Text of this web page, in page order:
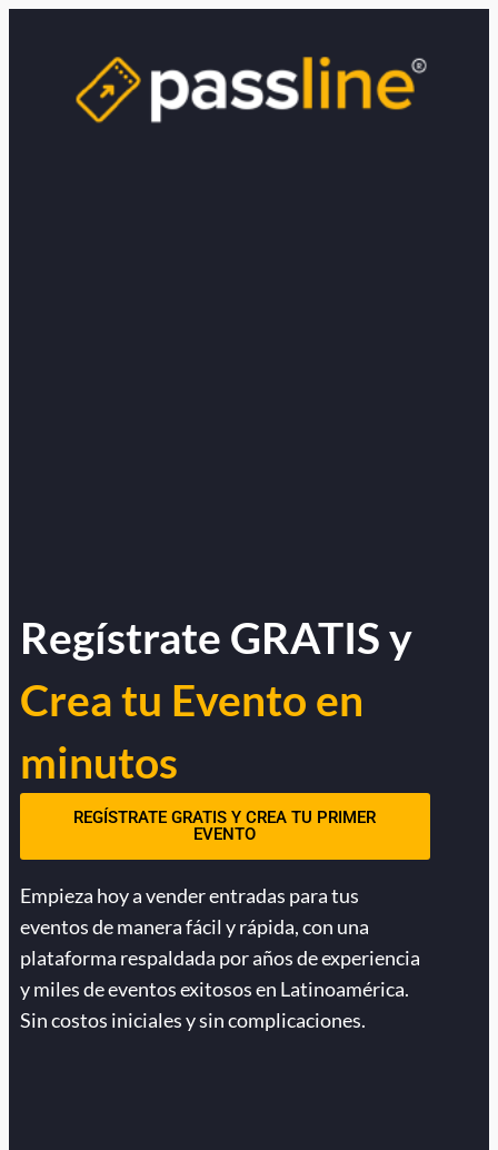
Regístrate GRATIS y
Crea tu Evento en
minutos
REGÍSTRATE GRATIS Y CREA TU PRIMER
EVENTO
Empieza hoy a vender entradas para tus
eventos de manera fácil y rápida, con una
plataforma respaldada por años de experiencia
y miles de eventos exitosos en Latinoamérica.
Sin costos iniciales y sin complicaciones.